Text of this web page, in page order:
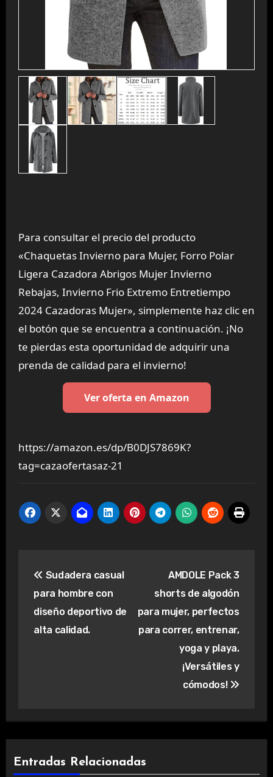
Para consultar el precio del producto
«Chaquetas Invierno para Mujer, Forro Polar
Ligera Cazadora Abrigos Mujer Invierno
Rebajas, Invierno Frio Extremo Entretiempo
2024 Cazadoras Mujer», simplemente haz clic en
el botón que se encuentra a continuación. ¡No
te pierdas esta oportunidad de adquirir una
prenda de calidad para el invierno!
Ver oferta en Amazon
https://amazon.es/dp/B0DJS7869K?
tag=cazaofertasaz-21
de
entradas
Sudadera casual
para hombre con
diseño deportivo de
alta calidad.
AMDOLE Pack 3
shorts de algodón
para mujer, perfectos
para correr, entrenar,
yoga y playa.
¡Versátiles y
cómodos!
Entradas Relacionadas